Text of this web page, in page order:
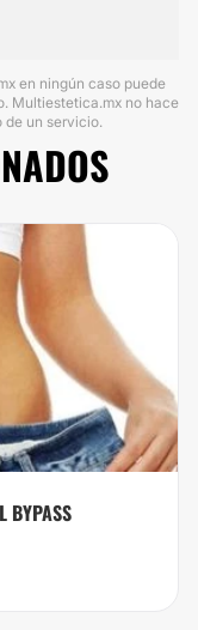
en ningún caso puede
Multiestetica.mx no hace
de un servicio.
BYPASS